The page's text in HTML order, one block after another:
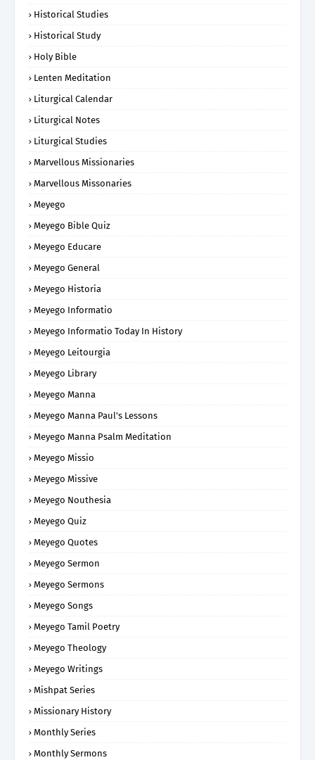
Historical Studies
Historical Study
Holy Bible
Lenten Meditation
Liturgical Calendar
Liturgical Notes
Liturgical Studies
Marvellous Missionaries
Marvellous Missonaries
Meyego
Meyego Bible Quiz
Meyego Educare
Meyego General
Meyego Historia
Meyego Informatio
Meyego Informatio Today In History
Meyego Leitourgia
Meyego Library
Meyego Manna
Meyego Manna Paul's Lessons
Meyego Manna Psalm Meditation
Meyego Missio
Meyego Missive
Meyego Nouthesia
Meyego Quiz
Meyego Quotes
Meyego Sermon
Meyego Sermons
Meyego Songs
Meyego Tamil Poetry
Meyego Theology
Meyego Writings
Mishpat Series
Missionary History
Monthly Series
Monthly Sermons